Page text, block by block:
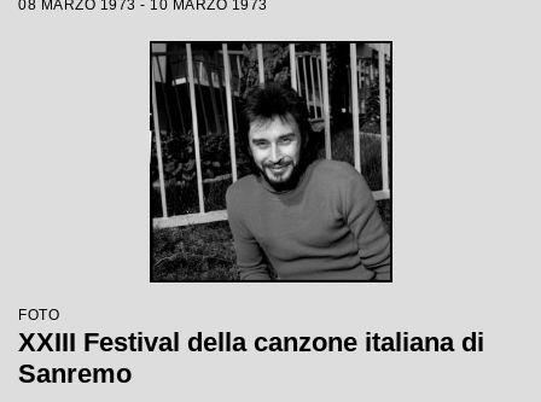
08 MARZO 1973 - 10 MARZO 1973
FOTO
XXIII Festival della canzone italiana di
Sanremo